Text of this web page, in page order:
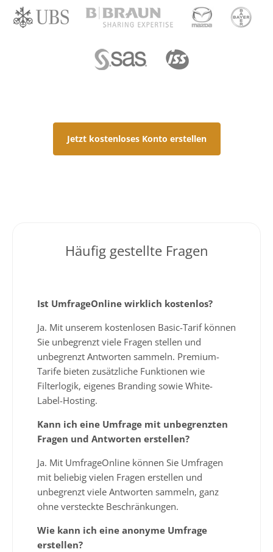
Jetzt kostenloses Konto erstellen
Häufig gestellte Fragen
Ist UmfrageOnline wirklich kostenlos?
Ja. Mit unserem kostenlosen Basic-Tarif können
Sie unbegrenzt viele Fragen stellen und
unbegrenzt Antworten sammeln. Premium-
Tarife bieten zusätzliche Funktionen wie
Filterlogik, eigenes Branding sowie White-
Label-Hosting.
Kann ich eine Umfrage mit unbegrenzten
Fragen und Antworten erstellen?
Ja. Mit UmfrageOnline können Sie Umfragen
mit beliebig vielen Fragen erstellen und
unbegrenzt viele Antworten sammeln, ganz
ohne versteckte Beschränkungen.
Wie kann ich eine anonyme Umfrage
erstellen?